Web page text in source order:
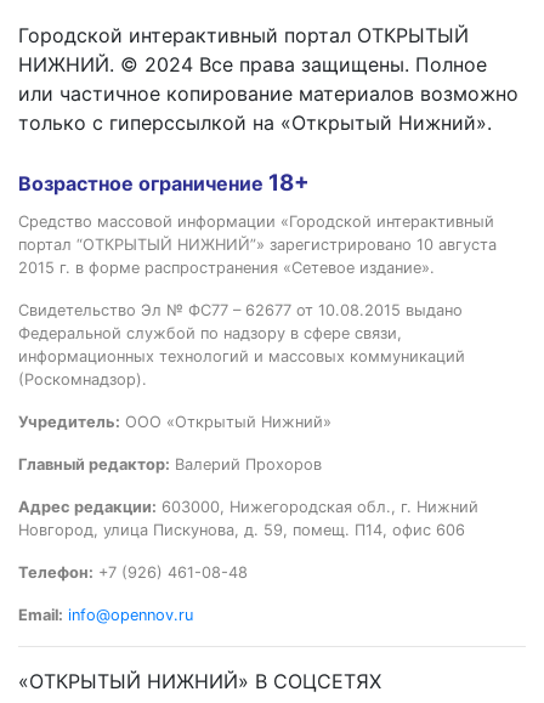
Городской интерактивный портал ОТКРЫТЫЙ
НИЖНИЙ. © 2024 Все права защищены. Полное
или частичное копирование материалов возможно
только с гиперссылкой на «Открытый Нижний».
Возрастное ограничение 18+
Средство массовой информации «Городской интерактивный
портал “ОТКРЫТЫЙ НИЖНИЙ”» зарегистрировано 10 августа
2015 г. в форме распространения «Сетевое издание».
Свидетельство Эл № ФС77 – 62677 от 10.08.2015 выдано
Федеральной службой по надзору в сфере связи,
информационных технологий и массовых коммуникаций
(Роскомнадзор).
Учредитель: ООО «Открытый Нижний»
Главный редактор: Валерий Прохоров
Адрес редакции: 603000, Нижегородская обл., г. Нижний
Новгород, улица Пискунова, д. 59, помещ. П14, офис 606
Телефон: +7 (926) 461-08-48
Email: info@opennov.ru
«ОТКРЫТЫЙ НИЖНИЙ» В СОЦСЕТЯХ